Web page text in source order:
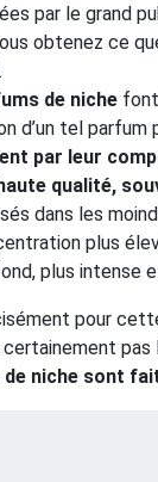
par le grand
obtenez ce
de niche
d’un tel parfum
par leur
qualité,
dans les
plus
plus intense
pour
pas
niche sont